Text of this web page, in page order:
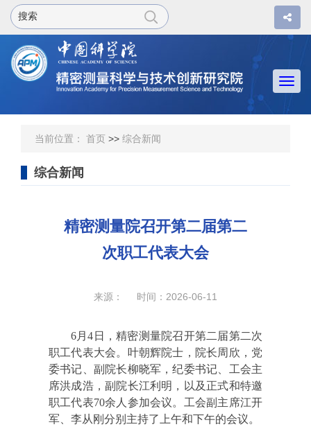
当前位置： 首页 >> 综合新闻
综合新闻
精密测量院召开第二届第二
次职工代表大会
来源： 时间：2026-06-11
6月4日，精密测量院召开第二届第二次
职工代表大会。叶朝辉院士，院长周欣，党
委书记、副院长柳晓军，纪委书记、工会主
席洪成浩，副院长江利明，以及正式和特邀
职工代表70余人参加会议。工会副主席江开
军、李从刚分别主持了上午和下午的会议。